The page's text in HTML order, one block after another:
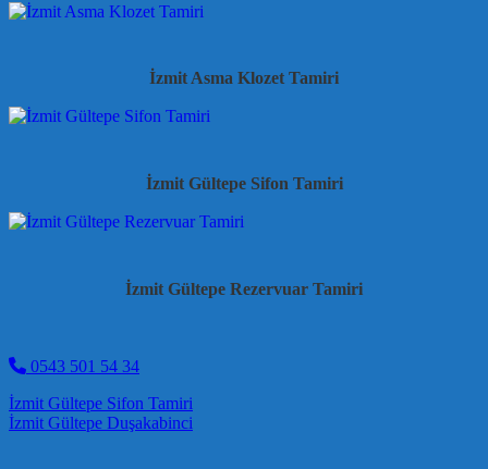
İzmit Asma Klozet Tamiri
İzmit Gültepe Sifon Tamiri
İzmit Gültepe Rezervuar Tamiri
0543 501 54 34
Post navigation
İzmit Gültepe Sifon Tamiri
İzmit Gültepe Duşakabinci